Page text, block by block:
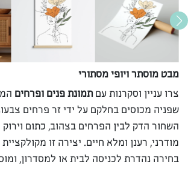
מבט מוסתר ויופי מסתורי
צרו עניין וסקרנות עם תמונת פנים ופרחים
שפניה מכוסים בחלקם על ידי זר פרחים
השחור הדק לבין הפרחים בצהוב, כתום
מודרני, רענן ומלא חיים. יצירה זו מקולקציית
בחירה נהדרת לכניסה לבית או למסדרון,